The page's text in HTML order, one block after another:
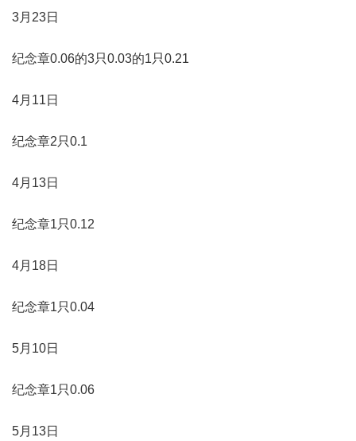
3月23日
纪念章0.06的3只0.03的1只0.21
4月11日
纪念章2只0.1
4月13日
纪念章1只0.12
4月18日
纪念章1只0.04
5月10日
纪念章1只0.06
5月13日